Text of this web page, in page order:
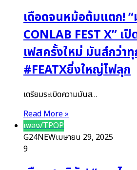
เดือดจนหม้อต้มแตก!
CONLAB FEST X” เ
เฟสครั้งใหม่ มันส์กว่า
#FEATXยิ่งใหญ่ไฟลุก
เตรียมระเบิดความมันส…
Read More »
เพลง/TPOP
G24NEWเมษายน 29, 2025
9